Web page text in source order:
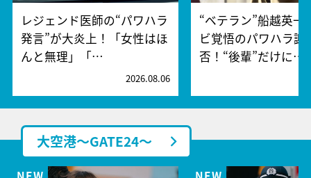
レジェンド医師の“パワハラ
発言”が大炎上！「女性はほ
んと無理」「…
2026.08.06
“ベテラン”船越英一
ビ覚悟のパワハラ謝
否！“後輩”だけに…
大空港～GATE24～